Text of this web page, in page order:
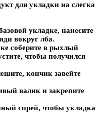
для укладки на слегка
укладке, нанесите
вокруг лба.
соберите в рыхлый
чтобы получился
кончик завейте
валик и закрепите
спрей, чтобы укладка